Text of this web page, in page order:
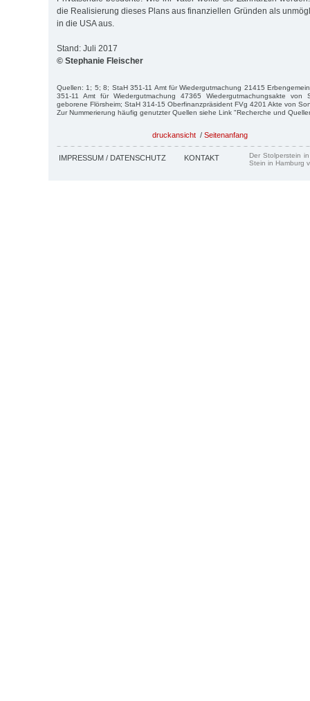
die Realisierung dieses Plans aus finanziellen Gründen als
in die USA aus.
Stand: Juli 2017
© Stephanie Fleischer
Quellen: 1; 5; 8; StaH 351-11 Amt für Wiedergutmachung 21415
351-11 Amt für Wiedergutmachung 47365 Wiedergutmachungsakte von
geborene Flörsheim; StaH 314-15 Oberfinanzpräsident FVg 4201 Akte von
Zur Nummerierung häufig genutzter Quellen siehe Link "Recherche und
druckansicht / Seitenanfang
IMPRESSUM / DATENSCHUTZ KONTAKT
Der Stolperstein
Stein in Hamburg